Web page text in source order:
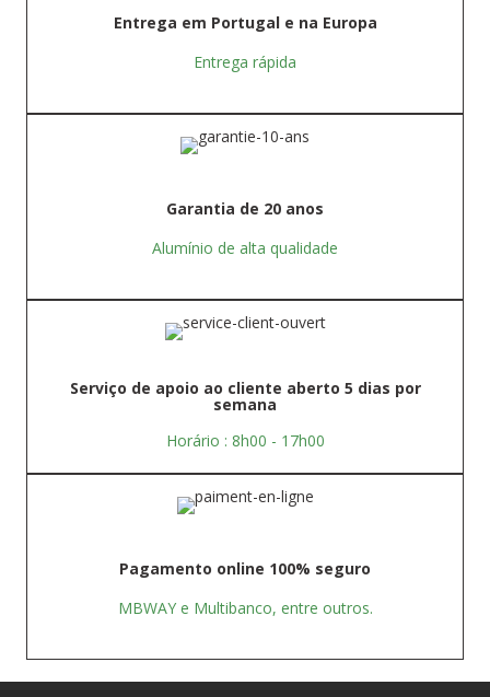
Entrega em Portugal e na Europa
Entrega rápida
Garantia de 20 anos
Alumínio de alta qualidade
Serviço de apoio ao cliente aberto 5 dias por
semana
Horário : 8h00 - 17h00
Pagamento online 100% seguro
MBWAY e Multibanco, entre outros.